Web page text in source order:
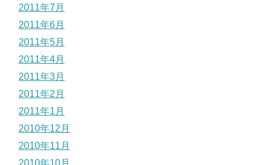
2011年7月
2011年6月
2011年5月
2011年4月
2011年3月
2011年2月
2011年1月
2010年12月
2010年11月
2010年10月